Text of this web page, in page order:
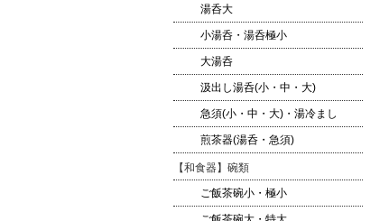
湯呑大
小湯呑・湯呑極小
大湯呑
汲出し湯呑(小・中・大)
急須(小・中・大)・湯冷まし
煎茶器(湯呑・急須)
【和食器】碗類
ご飯茶碗小・極小